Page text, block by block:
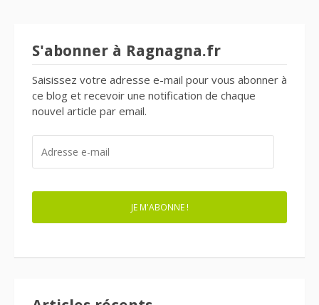
S'abonner à Ragnagna.fr
Saisissez votre adresse e-mail pour vous abonner à
ce blog et recevoir une notification de chaque
nouvel article par email.
MAIL
JE M'ABONNE !